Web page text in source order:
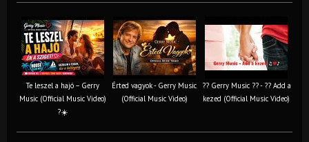
Te leszel a hajó – Gerry
Music (Official Music Video)
?☀️
Érted vagyok - Gerry Music
(Official Music Video)
?? Gerry Music ?? - ?? Add a
kezed (Official Music Video)